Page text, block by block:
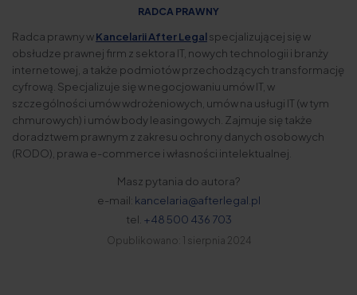
RADCA PRAWNY
Radca prawny wKancelarii After Legalspecjalizującej się w
obsłudze prawnej firm z sektora IT, nowych technologii i branży
internetowej, a także podmiotów przechodzących transformację
cyfrową. Specjalizuje się w negocjowaniu umów IT, w
szczególności umów wdrożeniowych, umów na usługi IT (w tym
chmurowych) i umów body leasingowych. Zajmuje się także
doradztwem prawnym z zakresu ochrony danych osobowych
(RODO), prawa e-commerce i własności intelektualnej.
Masz pytania do autora?
e-mail: kancelaria@afterlegal.pl
tel. +48 500 436 703
Opublikowano: 1 sierpnia 2024